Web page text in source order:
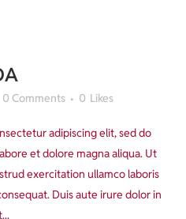
0 Comments 0 Likes
adipiscing elit, sed do
et dolore magna aliqua. Ut
exercitation ullamco laboris
Duis aute irure dolor in